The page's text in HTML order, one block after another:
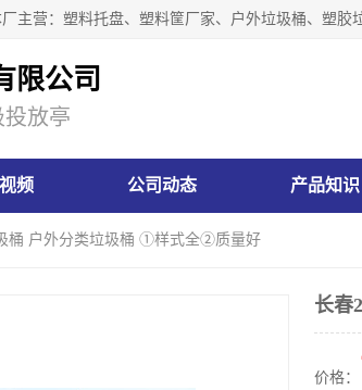
限公司
放亭
频 公司动态 产品知识
桶 户外分类垃圾桶 ①样式全②质量好
长春
价格：